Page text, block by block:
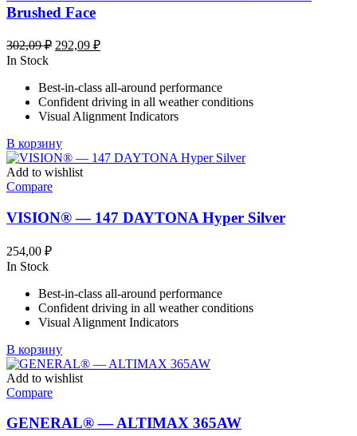
Brushed Face
302,09₽ Первоначальная
302,09 ₽.
292,09 ₽Текущая
In Stock
Best-in-class all-around performance
Confident driving in all weather conditions
Visual Alignment Indicators
В корзину
Add to wishlist
Compare
VISION® — 147 DAYTONA Hyper Silver
254,00 ₽
In Stock
Best-in-class all-around performance
Confident driving in all weather conditions
Visual Alignment Indicators
В корзину
Add to wishlist
Compare
GENERAL® — ALTIMAX 365AW